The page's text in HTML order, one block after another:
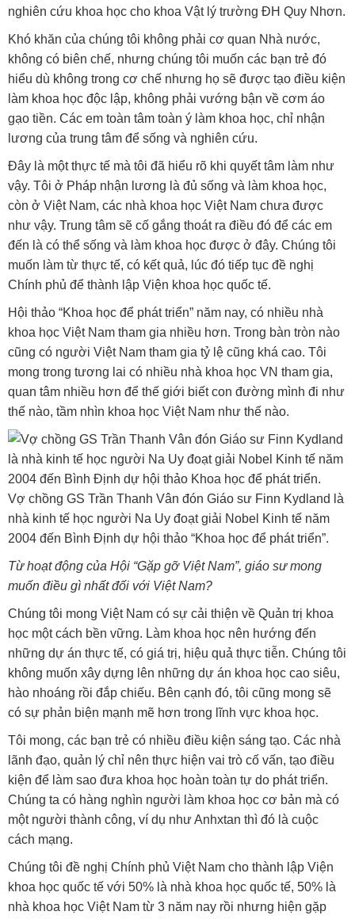
nghiên cứu khoa học cho khoa Vật lý trường ĐH Quy Nhơn.
Khó khăn của chúng tôi không phải cơ quan Nhà nước,
không có biên chế, nhưng chúng tôi muốn các bạn trẻ đó
hiểu dù không trong cơ chế nhưng họ sẽ được tạo điều kiện
làm khoa học độc lập, không phải vướng bận về cơm áo
gạo tiền. Các em toàn tâm toàn ý làm khoa học, chỉ nhận
lương của trung tâm để sống và nghiên cứu.
Đây là một thực tế mà tôi đã hiểu rõ khi quyết tâm làm như
vậy. Tôi ở Pháp nhận lương là đủ sống và làm khoa học,
còn ở Việt Nam, các nhà khoa học Việt Nam chưa được
như vậy. Trung tâm sẽ cố gắng thoát ra điều đó để các em
đến là có thể sống và làm khoa học được ở đây. Chúng tôi
muốn làm từ thực tế, có kết quả, lúc đó tiếp tục đề nghị
Chính phủ để thành lập Viện khoa học quốc tế.
Hội thảo “Khoa học để phát triển” năm nay, có nhiều nhà
khoa học Việt Nam tham gia nhiều hơn. Trong bàn tròn nào
cũng có người Việt Nam tham gia tỷ lệ cũng khá cao. Tôi
mong trong tương lai có nhiều nhà khoa học VN tham gia,
quan tâm nhiều hơn để thế giới biết con đường mình đi như
thế nào, tầm nhìn khoa học Việt Nam như thế nào.
Vợ chồng GS Trần Thanh Vân đón Giáo sư Finn Kydland là
nhà kinh tế học người Na Uy đoạt giải Nobel Kinh tế năm
2004 đến Bình Định dự hội thảo “Khoa học để phát triển”.
Từ hoạt động của Hội “Gặp gỡ Việt Nam”, giáo sư mong
muốn điều gì nhất đối với Việt Nam?
Chúng tôi mong Việt Nam có sự cải thiện về Quản trị khoa
học một cách bền vững. Làm khoa học nên hướng đến
những dự án thực tế, có giá trị, hiệu quả thực tiễn. Chúng tôi
không muốn xây dựng lên những dự án khoa học cao siêu,
hào nhoáng rồi đắp chiếu. Bên cạnh đó, tôi cũng mong sẽ
có sự phản biện mạnh mẽ hơn trong lĩnh vực khoa học.
Tôi mong, các bạn trẻ có nhiều điều kiện sáng tạo. Các nhà
lãnh đạo, quản lý chỉ nên thực hiện vai trò cố vấn, tạo điều
kiện để làm sao đưa khoa học hoàn toàn tự do phát triển.
Chúng ta có hàng nghìn người làm khoa học cơ bản mà có
một người thành công, ví dụ như Anhxtan thì đó là cuộc
cách mạng.
Chúng tôi đề nghị Chính phủ Việt Nam cho thành lập Viện
khoa học quốc tế với 50% là nhà khoa học quốc tế, 50% là
nhà khoa học Việt Nam từ 3 năm nay rồi nhưng hiện gặp